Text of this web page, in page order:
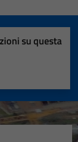
su questa